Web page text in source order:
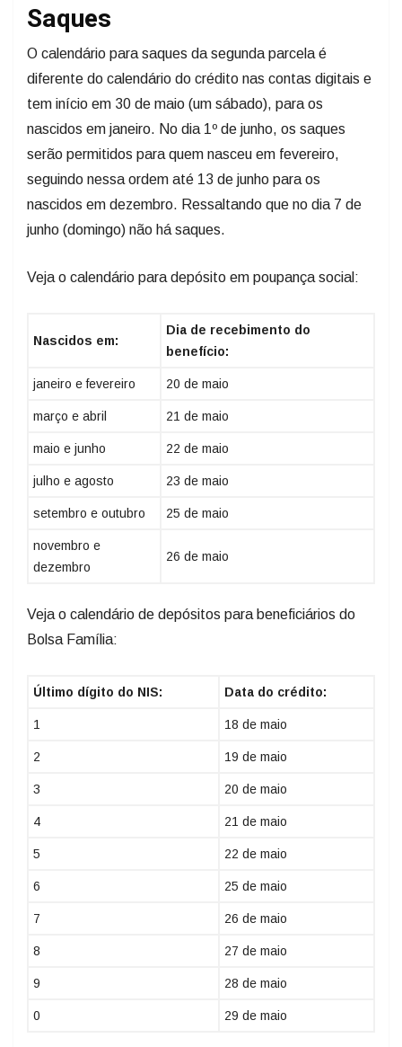
Saques
O calendário para saques da segunda parcela é
diferente do calendário do crédito nas contas digitais e
tem início em 30 de maio (um sábado), para os
nascidos em janeiro. No dia 1º de junho, os saques
serão permitidos para quem nasceu em fevereiro,
seguindo nessa ordem até 13 de junho para os
nascidos em dezembro. Ressaltando que no dia 7 de
junho (domingo) não há saques.
Veja o calendário para depósito em poupança social:
Nascidos em:
Dia de recebimento do
benefício:
janeiro e fevereiro 20 de maio
março e abril 21 de maio
maio e junho 22 de maio
julho e agosto 23 de maio
setembro e outubro 25 de maio
novembro e
dezembro
26 de maio
Veja o calendário de depósitos para beneficiários do
Bolsa Família:
Último dígito do NIS: Data do crédito:
1 18 de maio
2 19 de maio
3 20 de maio
4 21 de maio
5 22 de maio
6 25 de maio
7 26 de maio
8 27 de maio
9 28 de maio
0 29 de maio